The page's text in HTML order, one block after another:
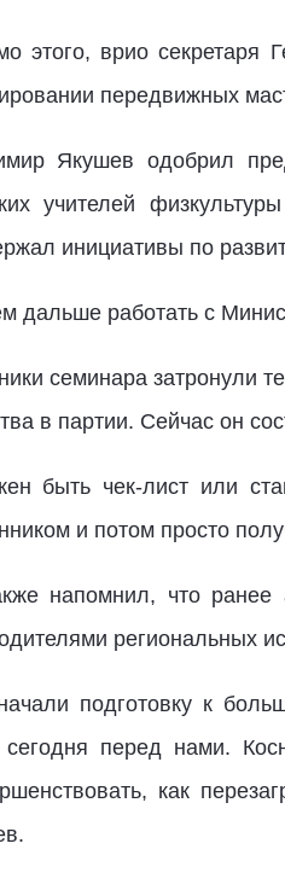
этого, врио секретаря
передвижных
Якушев одобрил
учителей
инициативы по
дальше работать с
семинара затронули
в партии. Сейчас он
быть чек-лист или
и потом просто
напомнил, что ранее
региональных
подготовку к
сегодня перед нами.
как